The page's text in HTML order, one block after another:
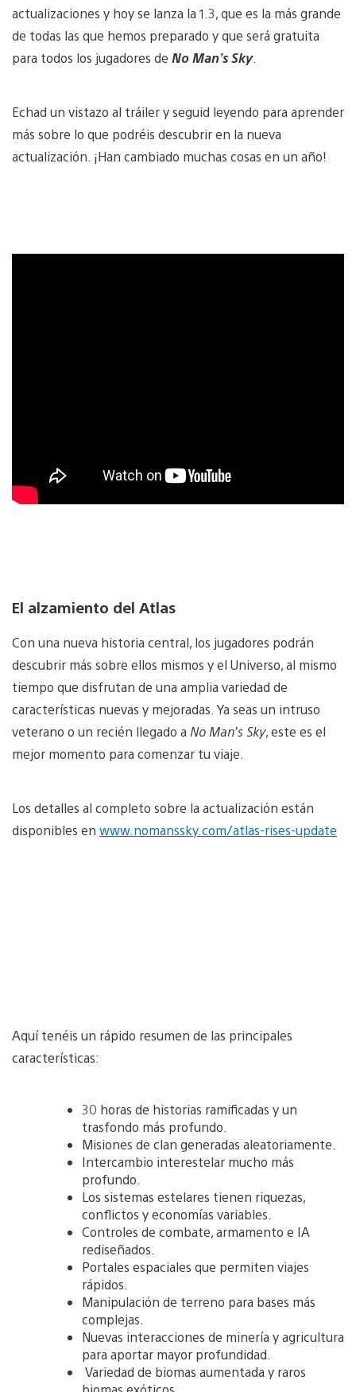
actualizaciones y hoy se lanza la 1.3, que es la más grande
de todas las que hemos preparado y que será gratuita
para todos los jugadores de No Man’s Sky.
Echad un vistazo al tráiler y seguid leyendo para aprender
más sobre lo que podréis descubrir en la nueva
actualización. ¡Han cambiado muchas cosas en un año!
El alzamiento del Atlas
Con una nueva historia central, los jugadores podrán
descubrir más sobre ellos mismos y el Universo, al mismo
tiempo que disfrutan de una amplia variedad de
características nuevas y mejoradas. Ya seas un intruso
veterano o un recién llegado aNo Man’s Sky, este es el
mejor momento para comenzar tu viaje.
Los detalles al completo sobre la actualización están
disponibles en www.nomanssky.com/atlas-rises-update
Aquí tenéis un rápido resumen de las principales
características:
30 horas de historias ramificadas y un
trasfondo más profundo.
Misiones de clan generadas aleatoriamente.
Intercambio interestelar mucho más
profundo.
Los sistemas estelares tienen riquezas,
conflictos y economías variables.
Controles de combate, armamento e IA
rediseñados.
Portales espaciales que permiten viajes
rápidos.
Manipulación de terreno para bases más
complejas.
Nuevas interacciones de minería y agricultura
para aportar mayor profundidad.
Variedad de biomas aumentada y raros